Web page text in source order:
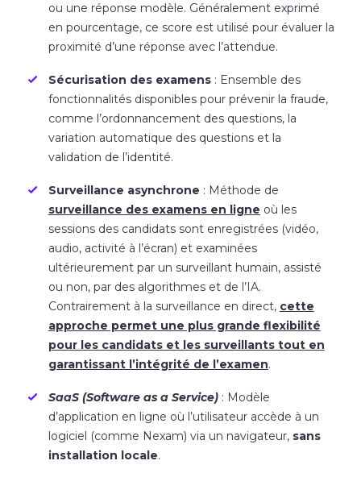
ou une réponse modèle. Généralement exprimé
en pourcentage, ce score est utilisé pour évaluer la
proximité d’une réponse avec l’attendue.
Sécurisation des examens : Ensemble des
fonctionnalités disponibles pour prévenir la fraude,
comme l’ordonnancement des questions, la
variation automatique des questions et la
validation de l’identité.
Surveillance asynchrone : Méthode de
surveillance des examens en ligne où les
sessions des candidats sont enregistrées (vidéo,
audio, activité à l’écran) et examinées
ultérieurement par un surveillant humain, assisté
ou non, par des algorithmes et de l’IA.
Contrairement à la surveillance en direct, cette
approche permet une plus grande flexibilité
pour les candidats et les surveillants tout en
garantissant l’intégrité de l’examen.
SaaS (Software as a Service): Modèle
d’application en ligne où l’utilisateur accède à un
logiciel (comme Nexam) via un navigateur, sans
installation locale.